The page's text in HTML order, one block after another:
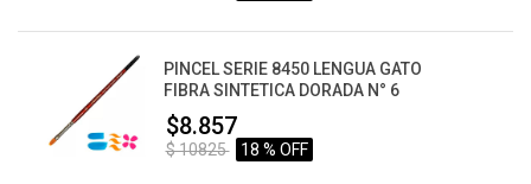
PINCEL SERIE 8450 LENGUA GATO
FIBRA SINTETICA DORADA N° 6
$8.857
$ 10825 18 % OFF